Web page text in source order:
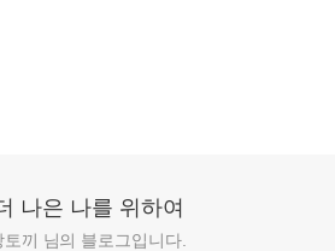
나은 나를 위하여
토끼 님의 블로그입니다.